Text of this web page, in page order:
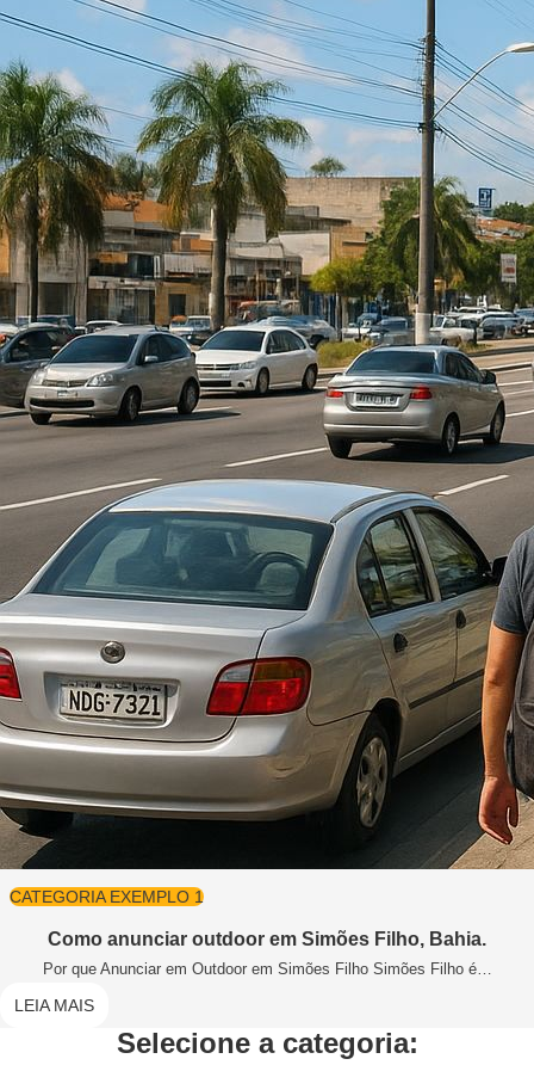
CATEGORIA EXEMPLO 1
Como anunciar outdoor em Simões Filho, Bahia.
Por que Anunciar em Outdoor em Simões Filho Simões Filho é…
LEIA MAIS
Selecione a categoria: